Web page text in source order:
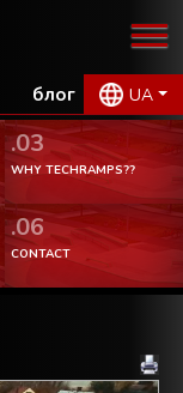
блог UA
.03
WHY TECHRAMPS??
.06
CONTACT